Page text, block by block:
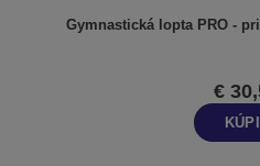
Gymnastická lopta PRO -
€